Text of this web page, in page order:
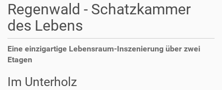
Regenwald - Schatzkammer
des Lebens
Eine einzigartige Lebensraum-Inszenierung über zwei
Etagen
Im Unterholz